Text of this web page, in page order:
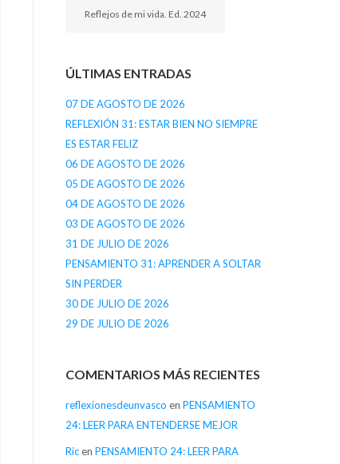
Reflejos de mi vida. Ed. 2024
ÚLTIMAS ENTRADAS
07 DE AGOSTO DE 2026
REFLEXIÓN 31: ESTAR BIEN NO SIEMPRE
ES ESTAR FELIZ
06 DE AGOSTO DE 2026
05 DE AGOSTO DE 2026
04 DE AGOSTO DE 2026
03 DE AGOSTO DE 2026
31 DE JULIO DE 2026
PENSAMIENTO 31: APRENDER A SOLTAR
SIN PERDER
30 DE JULIO DE 2026
29 DE JULIO DE 2026
COMENTARIOS MÁS RECIENTES
reflexionesdeunvasco en PENSAMIENTO
24: LEER PARA ENTENDERSE MEJOR
Ricen PENSAMIENTO 24: LEER PARA